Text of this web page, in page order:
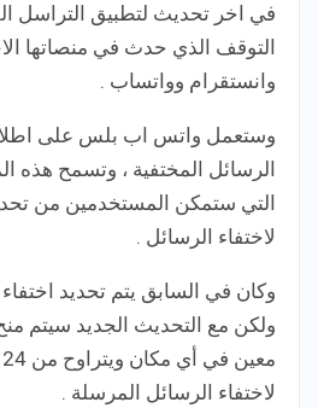
في اخر تحديث لتطبيق التراسل
التوقف الذي حدث في منصاتها
وانستقرام وواتساب .
وستعمل واتس اب بلس على
الرسائل المختفية ، وتسمح هذه
التي ستمكن المستخدمين من
لاختفاء الرسائل .
ولكن مع التحديث الجديد سيتم
لاختفاء الرسائل المرسلة .